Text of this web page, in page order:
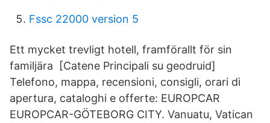
Fssc 22000 version 5
Ett mycket trevligt hotell, framförallt för sin
familjära [Catene Principali su geodruid]
Telefono, mappa, recensioni, consigli, orari di
apertura, cataloghi e offerte: EUROPCAR
EUROPCAR-GÖTEBORG CITY. Vanuatu, Vatican